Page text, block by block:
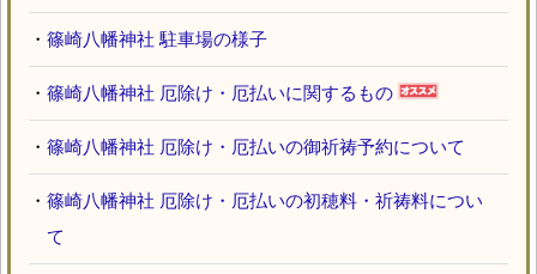
・ 篠崎八幡神社 駐車場の様子
・ 篠崎八幡神社 厄除け・厄払いに関するもの
・ 篠崎八幡神社 厄除け・厄払いの御祈祷予約について
・ 篠崎八幡神社 厄除け・厄払いの初穂料・祈祷料につい
て